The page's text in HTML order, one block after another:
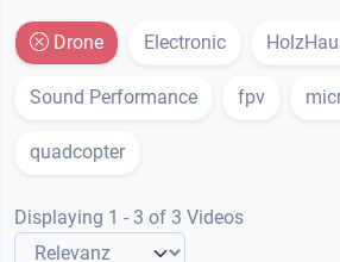
Drone Electronic
Sound Performance fpv
quadcopter
Displaying 1 - 3 of 3 Videos